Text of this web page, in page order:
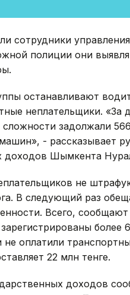
сотрудники
полиции они
останавливают
неплательщики. «За
задолжали
- рассказывает
доходов Шымкента
не
В следующий раз
Всего,
более
оплатили
22 млн тенге.
доходов